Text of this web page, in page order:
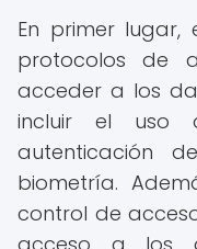
En primer lugar,
protocolos de
acceder a los
incluir el uso
autenticación
biometría.
control de